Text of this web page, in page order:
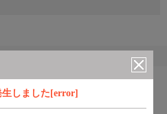
しました[error]
組